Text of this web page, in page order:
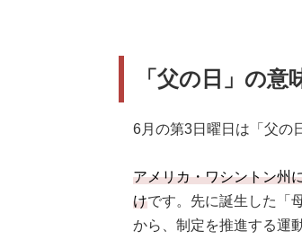
「父の日」の意
6月の第3日曜日は「父の
アメリカ・ワシントン州
けです。先に誕生した「
から、制定を推進する運